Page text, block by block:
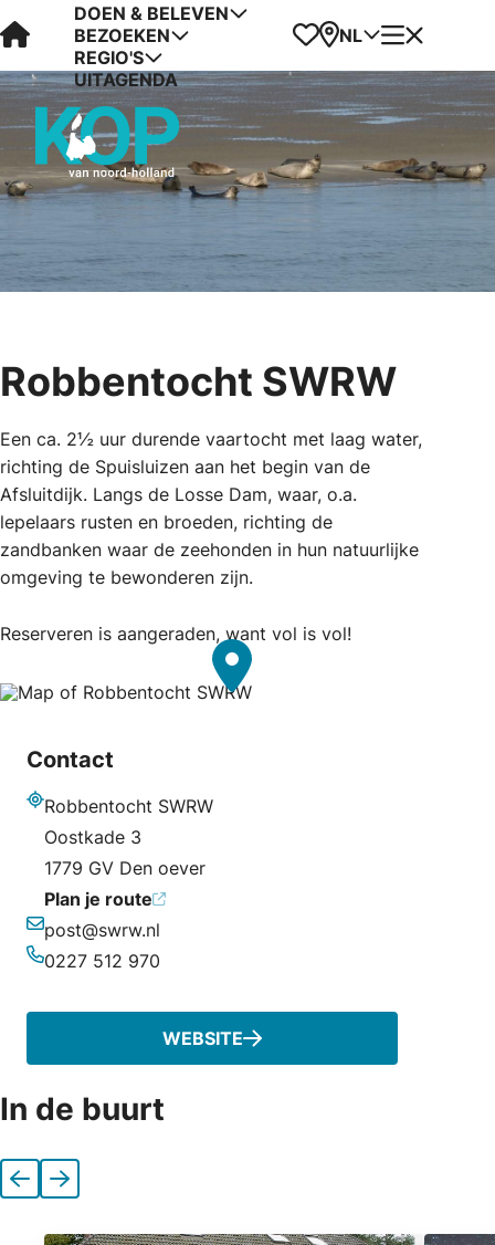
Visit Kop van Holland
DOEN & BELEVEN
BEZOEKEN
REGIO'S
UITAGENDA
Favorieten
Kaart
NL Menu
Robbentocht SWRW
Een ca. 2½ uur durende vaartocht met laag water,
richting de Spuisluizen aan het begin van de
Afsluitdijk. Langs de Losse Dam, waar, o.a.
lepelaars rusten en broeden, richting de
zandbanken waar de zeehonden in hun natuurlijke
omgeving te bewonderen zijn.
Reserveren is aangeraden, want vol is vol!
Contact
Robbentocht SWRW
Oostkade 3
1779 GV Den oever
Plan je route
E-mailadres
post@swrw.nl
0227 512 970
WEBSITE
In de buurt
VorigeVolgende